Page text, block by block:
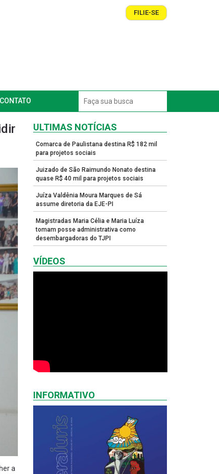
FILIE-SE
CONTATO
a
ULTIMAS NOTÍCIAS
Comarca de Paulistana destina R$ 182 mil
para projetos sociais
Juizado de São Raimundo Nonato destina
quase R$ 40 mil para projetos sociais
Juíza Valdênia Moura Marques de Sá
assume diretoria da EJE-PI
Magistradas Maria Célia e Maria Luíza
tomam posse administrativa como
desembargadoras do TJPI
VÍDEOS
INFORMATIVO